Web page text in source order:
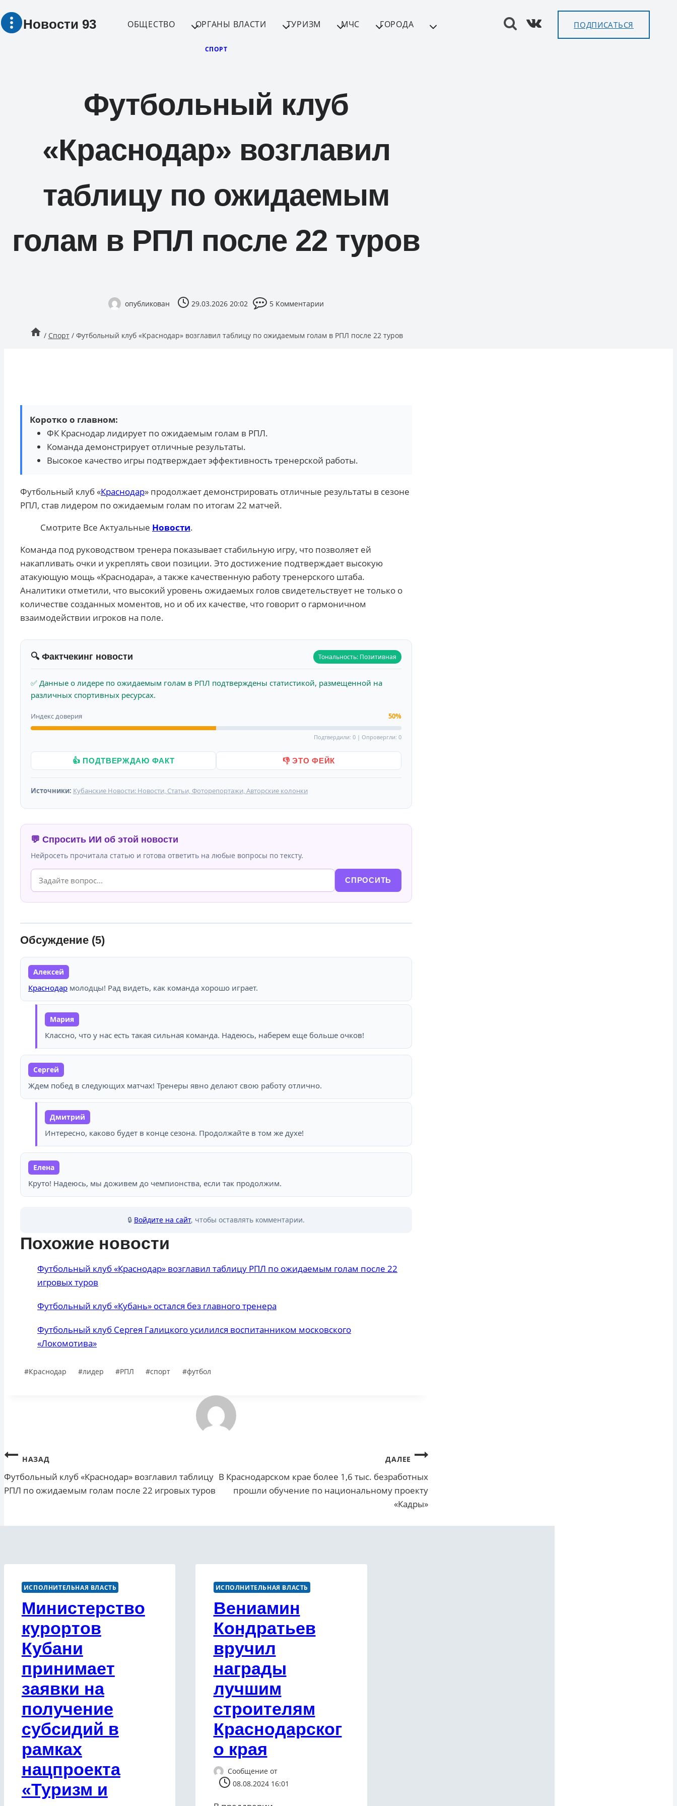
Перейти
Новости 93 ОБЩЕСТВО ОРГАНЫ ВЛАСТИ ТУРИЗМ МЧС ГОРОДА ПОДПИСАТЬСЯ
СПОРТ
Футбольный клуб
«Краснодар» возглавил
таблицу по ожидаемым
голам в РПЛ после 22 туров
опубликован 29.03.2026 20:02 5 Комментарии
/ Спорт / Футбольный клуб «Краснодар» возглавил таблицу по ожидаемым голам в РПЛ после 22 туров
Коротко о главном:
ФК Краснодар лидирует по ожидаемым голам в РПЛ.
Команда демонстрирует отличные результаты.
Высокое качество игры подтверждает эффективность тренерской работы.
Футбольный клуб «Краснодар» продолжает демонстрировать отличные результаты в сезоне
РПЛ, став лидером по ожидаемым голам по итогам 22 матчей.
Смотрите Все Актуальные Новости.
Команда под руководством тренера показывает стабильную игру, что позволяет ей
накапливать очки и укреплять свои позиции. Это достижение подтверждает высокую
атакующую мощь «Краснодара», а также качественную работу тренерского штаба.
Аналитики отметили, что высокий уровень ожидаемых голов свидетельствует не только о
количестве созданных моментов, но и об их качестве, что говорит о гармоничном
взаимодействии игроков на поле.
🔍 Фактчекинг новости Тональность: Позитивная
✅ Данные о лидере по ожидаемым голам в РПЛ подтверждены статистикой, размещенной на
различных спортивных ресурсах.
Индекс доверия 50%
Подтвердили: 0 | Опровергли: 0
👍 ПОДТВЕРЖДАЮ ФАКТ 👎 ЭТО ФЕЙК
Источники: Кубанские Новости: Новости, Статьи, Фоторепортажи, Авторские колонки
💬 Спросить ИИ об этой новости
Нейросеть прочитала статью и готова ответить на любые вопросы по тексту.
СПРОСИТЬ
Обсуждение (5)
Алексей
Краснодар молодцы! Рад видеть, как команда хорошо играет.
Мария
Классно, что у нас есть такая сильная команда. Надеюсь, наберем еще больше очков!
Сергей
Ждем побед в следующих матчах! Тренеры явно делают свою работу отлично.
Дмитрий
Интересно, каково будет в конце сезона. Продолжайте в том же духе!
Елена
Круто! Надеюсь, мы доживем до чемпионства, если так продолжим.
🔒 Войдите на сайт, чтобы оставлять комментарии.
Похожие новости
Футбольный клуб «Краснодар» возглавил таблицу РПЛ по ожидаемым голам после 22
игровых туров
Футбольный клуб «Кубань» остался без главного тренера
Футбольный клуб Сергея Галицкого усилился воспитанником московского
«Локомотива»
#Краснодар #лидер #РПЛ #спорт #футбол
Навигация
по
НАЗАД
Футбольный клуб «Краснодар» возглавил таблицу
РПЛ по ожидаемым голам после 22 игровых туров
ДАЛЕЕ
В Краснодарском крае более 1,6 тыс. безработных
прошли обучение по национальному проекту
«Кадры»
ИСПОЛНИТЕЛЬНАЯ ВЛАСТЬ
Министерство
курортов
Кубани
принимает
заявки на
получение
субсидий в
рамках
нацпроекта
«Туризм и
ИСПОЛНИТЕЛЬНАЯ ВЛАСТЬ
Вениамин
Кондратьев
вручил
награды
лучшим
строителям
Краснодарског
о края
Сообщение от
08.08.2024 16:01